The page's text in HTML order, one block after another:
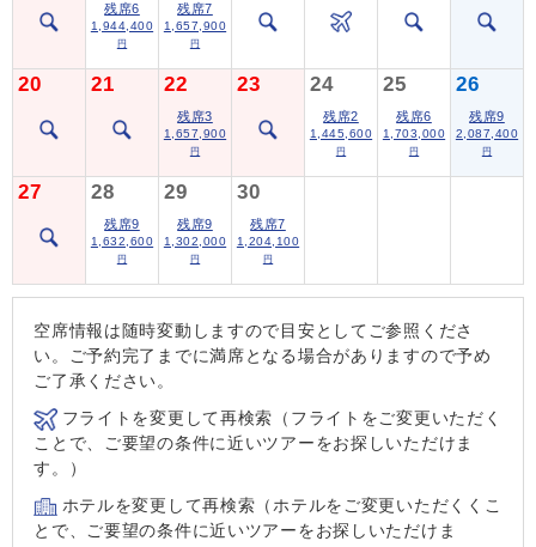
残席6
1,944,400
円
残席7
1,657,900
円
20 21 22
残席3
1,657,900
円
23 24
残席2
1,445,600
円
25
残席6
1,703,000
円
26
残席9
2,087,400
円
27 28
残席9
1,632,600
円
29
残席9
1,302,000
円
30
残席7
1,204,100
円
空席情報は随時変動しますので目安としてご参照くださ
い。ご予約完了までに満席となる場合がありますので予め
ご了承ください。
フライトを変更して再検索（フライトをご変更いただく
ことで、ご要望の条件に近いツアーをお探しいただけま
す。）
ホテルを変更して再検索（ホテルをご変更いただくくこ
とで、ご要望の条件に近いツアーをお探しいただけま